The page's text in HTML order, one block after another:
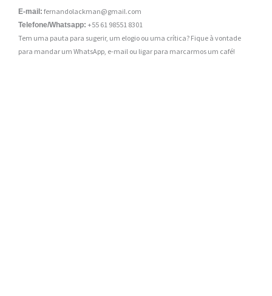
E-mail: fernandolackman@gmail.com
Telefone/Whatsapp: +55 61 98551 8301
Tem uma pauta para sugerir, um elogio ou uma crítica? Fique à vontade
para mandar um WhatsApp, e-mail ou ligar para marcarmos um café!